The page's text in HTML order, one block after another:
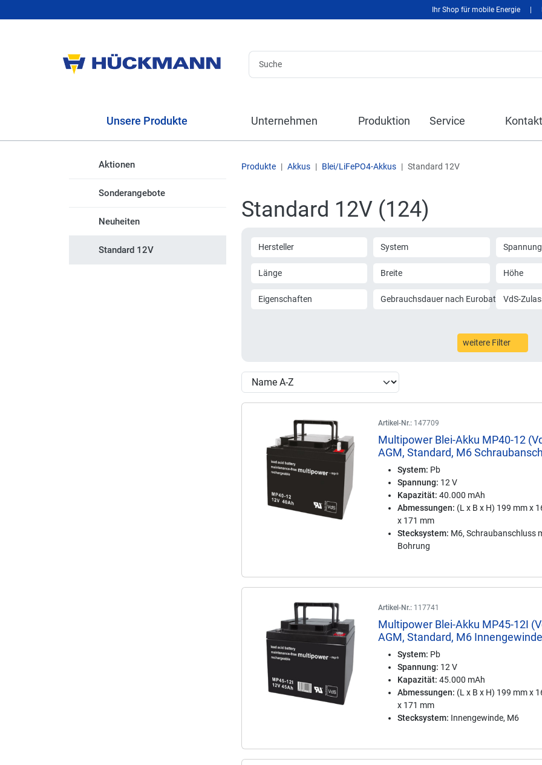
Ihr Shop für mobile Energie
Unsere Produkte Unternehmen Produktion Service Kontakt
Aktionen
Sonderangebote
Neuheiten
Standard 12V
Produkte Akkus Blei/LiFePO4-Akkus Standard 12V
Standard 12V (124)
Hersteller System Spannung
Länge Breite Höhe
Eigenschaften Gebrauchsdauer nach Eurobat VdS-
weitere Filter
Artikel-Nr.: 147709
Multipower Blei-Akku MP40-12
AGM, Standard, M6
System: Pb
Spannung: 12 V
Kapazität: 40.000 mAh
Abmessungen: (L x B x H) 199 mm x
x 171 mm
Stecksystem: M6, Schraubanschluss
Bohrung
Artikel-Nr.: 117741
Multipower Blei-Akku MP45-12I
AGM, Standard, M6 Innengewinde
System: Pb
Spannung: 12 V
Kapazität: 45.000 mAh
Abmessungen: (L x B x H) 199 mm x
x 171 mm
Stecksystem: Innengewinde, M6